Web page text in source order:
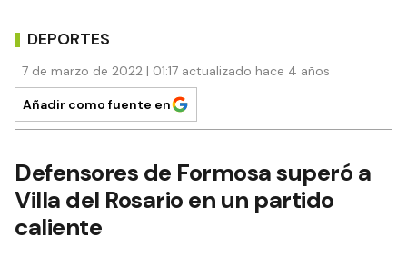
DEPORTES
7 de marzo de 2022 | 01:17 actualizado hace 4 años
Añadir como fuente en
Defensores de Formosa superó a
Villa del Rosario en un partido
caliente